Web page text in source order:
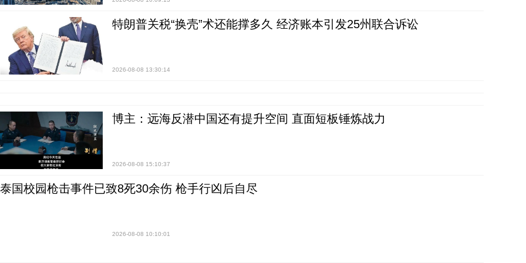
特朗普关税“换壳”术还能撑多久 经济账本引发25州联合诉讼
2026-08-08 13:30:14
博主：远海反潜中国还有提升空间 直面短板锤炼战力
2026-08-08 15:10:37
泰国校园枪击事件已致8死30余伤 枪手行凶后自尽
2026-08-08 10:10:01